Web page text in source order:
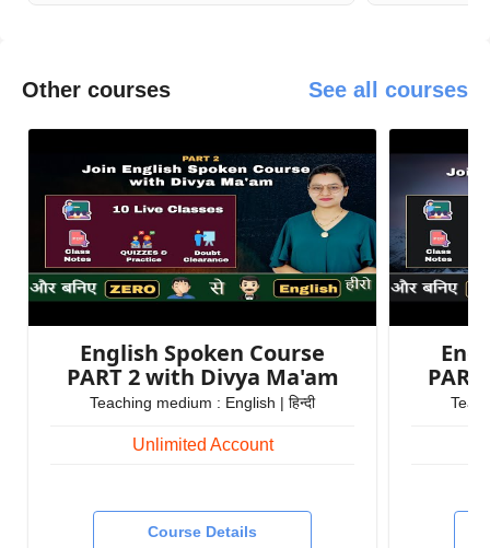
Other courses See all courses
English Spoken Course
PART 2 with Divya Ma'am
Teaching medium : English | हिन्दी
Unlimited Account
Course Details